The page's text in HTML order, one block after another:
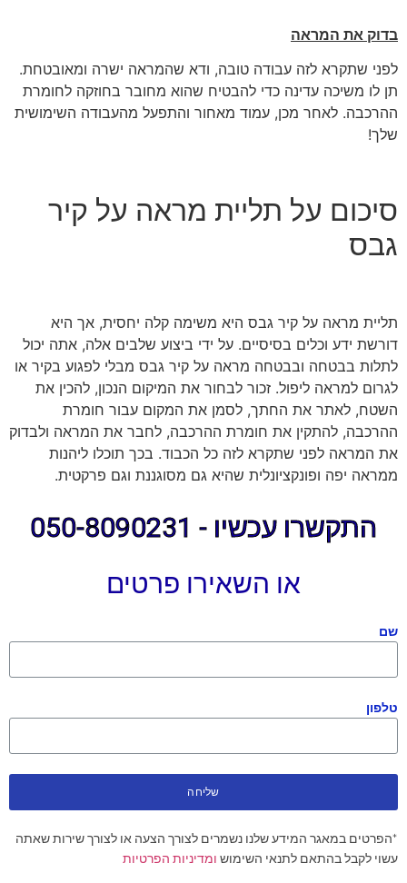
בדוק את המראה
לפני שתקרא לזה עבודה טובה, ודא שהמראה ישרה ומאובטחת.
תן לו משיכה עדינה כדי להבטיח שהוא מחובר בחוזקה לחומרת
ההרכבה. לאחר מכן, עמוד מאחור והתפעל מהעבודה השימושית
שלך!
סיכום על תליית מראה על קיר
גבס
תליית מראה על קיר גבס היא משימה קלה יחסית, אך היא
דורשת ידע וכלים בסיסיים. על ידי ביצוע שלבים אלה, אתה יכול
לתלות בבטחה ובבטחה מראה על קיר גבס מבלי לפגוע בקיר או
לגרום למראה ליפול. זכור לבחור את המיקום הנכון, להכין את
השטח, לאתר את החתך, לסמן את המקום עבור חומרת
ההרכבה, להתקין את חומרת ההרכבה, לחבר את המראה ולבדוק
את המראה לפני שתקרא לזה כל הכבוד. בכך תוכלו ליהנות
ממראה יפה ופונקציונלית שהיא גם מסוגננת וגם פרקטית.
התקשרו עכשיו - 050-8090231
או השאירו פרטים
שם
טלפון
שליחה
*הפרטים במאגר המידע שלנו נשמרים לצורך הצעה או לצורך שירות שאתה
עשוי לקבל בהתאם לתנאי השימוש ומדיניות הפרטיות